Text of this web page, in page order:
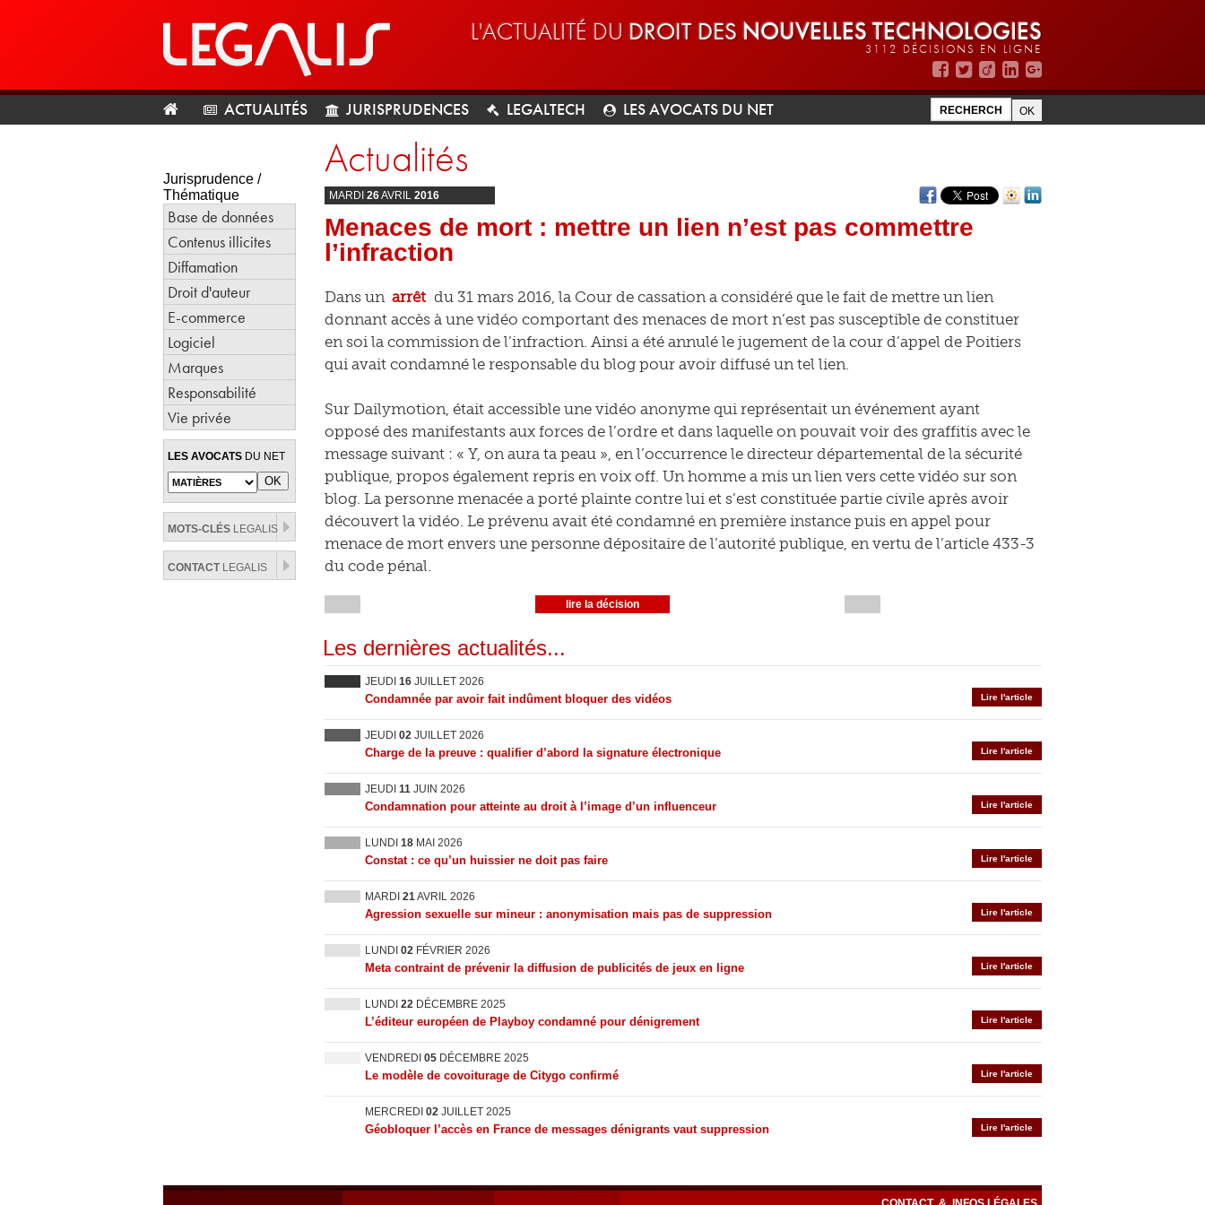
L'ACTUALITÉ DU DROIT DES NOUVELLES TECHNOLOGIES
3112 DÉCISIONS EN LIGNE
ACTUALITÉS JURISPRUDENCES LEGALTECH LES AVOCATS DU NET
Jurisprudence /
Thématique
Base de données
Contenus illicites
Diffamation
Droit d'auteur
E-commerce
Logiciel
Marques
Responsabilité
Vie privée
LES AVOCATS DU NET
MOTS-CLÉS LEGALIS
CONTACTLEGALIS
Actualités
MARDI 26AVRIL 2016
Menaces de mort : mettre un lien n’est pas commettre
l’infraction
Dans un arrêt du 31 mars 2016, la Cour de cassation a considéré que le fait de mettre un lien
donnant accès à une vidéo comportant des menaces de mort n’est pas susceptible de constituer
en soi la commission de l’infraction. Ainsi a été annulé le jugement de la cour d’appel de Poitiers
qui avait condamné le responsable du blog pour avoir diffusé un tel lien.
Sur Dailymotion, était accessible une vidéo anonyme qui représentait un événement ayant
opposé des manifestants aux forces de l’ordre et dans laquelle on pouvait voir des graffitis avec le
message suivant : « Y, on aura ta peau », en l’occurrence le directeur départemental de la sécurité
publique, propos également repris en voix off. Un homme a mis un lien vers cette vidéo sur son
blog. La personne menacée a porté plainte contre lui et s’est constituée partie civile après avoir
découvert la vidéo. Le prévenu avait été condamné en première instance puis en appel pour
menace de mort envers une personne dépositaire de l’autorité publique, en vertu de l’article 433-3
du code pénal.
lire la décision
Les dernières actualités...
JEUDI 16 JUILLET 2026
Lire l'article
Condamnée par avoir fait indûment bloquer des vidéos
JEUDI 02 JUILLET 2026
Lire l'article
Charge de la preuve : qualifier d’abord la signature électronique
JEUDI 11 JUIN 2026
Lire l'article
Condamnation pour atteinte au droit à l’image d’un influenceur
LUNDI 18 MAI 2026
Lire l'article
Constat : ce qu’un huissier ne doit pas faire
MARDI 21AVRIL 2026
Lire l'article
Agression sexuelle sur mineur : anonymisation mais pas de suppression
LUNDI 02 FÉVRIER 2026
Lire l'article
Meta contraint de prévenir la diffusion de publicités de jeux en ligne
LUNDI 22 DÉCEMBRE 2025
Lire l'article
L’éditeur européen de Playboy condamné pour dénigrement
VENDREDI 05 DÉCEMBRE 2025
Lire l'article
Le modèle de covoiturage de Citygo confirmé
MERCREDI 02 JUILLET 2025
Lire l'article
Géobloquer l’accès en France de messages dénigrants vaut suppression